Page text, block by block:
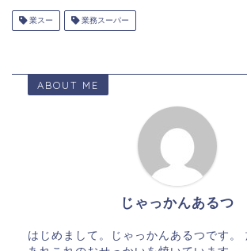
業スー 業務スーパー
ABOUT ME
じゃっかんあるつ
はじめまして。じゃっかんあるつです。